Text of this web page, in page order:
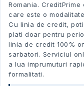
Romania.
care este o
Cu linia de credit,
plati doar pentru
linia de credit 100%
sarbatori. Serviciul
a lua imprumuturi
formalitati.